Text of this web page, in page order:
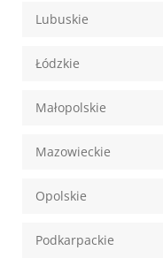
Lubuskie
Łódzkie
Małopolskie
Mazowieckie
Opolskie
Podkarpackie